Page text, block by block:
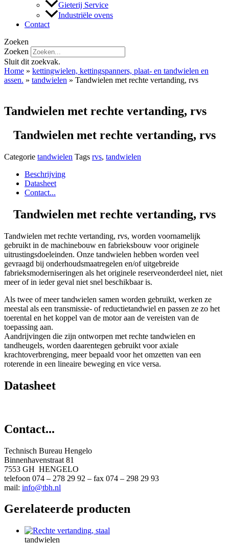
Gieterij Service
Industriële ovens
Contact
Zoeken
Zoeken
Sluit dit zoekvak.
Home » kettingwielen, kettingspanners, plaat- en tandwielen en
assen. » tandwielen » Tandwielen met rechte vertanding, rvs
Tandwielen met rechte vertanding, rvs
Tandwielen met rechte vertanding, rvs
Categorie tandwielen Tags rvs, tandwielen
Beschrijving
Datasheet
Contact...
Tandwielen met rechte vertanding, rvs
Tandwielen met rechte vertanding, rvs, worden voornamelijk
gebruikt in de machinebouw en fabrieksbouw voor originele
uitrustingsdoeleinden. Onze tandwielen hebben worden veel
gevraagd bij onderhoudsmaatregelen en/of uitgebreide
fabrieksmoderniseringen als het originele reserveonderdeel niet, niet
meer of in ieder geval niet snel beschikbaar is.
Als twee of meer tandwielen samen worden gebruikt, werken ze
meestal als een transmissie- of reductietandwiel en passen ze zo het
toerental en het koppel van de motor aan de vereisten van de
toepassing aan.
Aandrijvingen die zijn ontworpen met rechte tandwielen en
tandheugels, worden daarentegen gebruikt voor axiale
krachtoverbrenging, meer bepaald voor het omzetten van een
roterende in een lineaire beweging en vice versa.
Datasheet
Contact...
Technisch Bureau Hengelo
Binnenhavenstraat 81
7553 GH HENGELO
telefoon 074 – 278 29 92 – fax 074 – 298 29 93
mail: info@tbh.nl
Gerelateerde producten
tandwielen